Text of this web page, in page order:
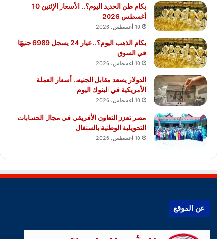
بكام طن الحديد اليوم؟.. الأسعار الإثنين 10
أغسطس 2026
10 أغسطس، 2026
بكام الذهب اليوم؟.. عيار 24 يسجل 6989 جنيهًا
في السوق
10 أغسطس، 2026
الدولار يصعد مقابل الجنيه.. أسعار العملة
الأمريكية في البنوك اليوم
10 أغسطس، 2026
مصر تعزز التعاون الأفريقي في مجال الحسابات
التحويلية الوطنية بالسنغال
10 أغسطس، 2026
عن الموقع